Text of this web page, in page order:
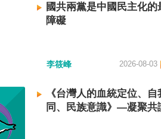
國共兩黨是中國民主化的
障礙
李筱峰 2026-08-03
《台灣人的血統定位、自
同、民族意識》—凝聚共